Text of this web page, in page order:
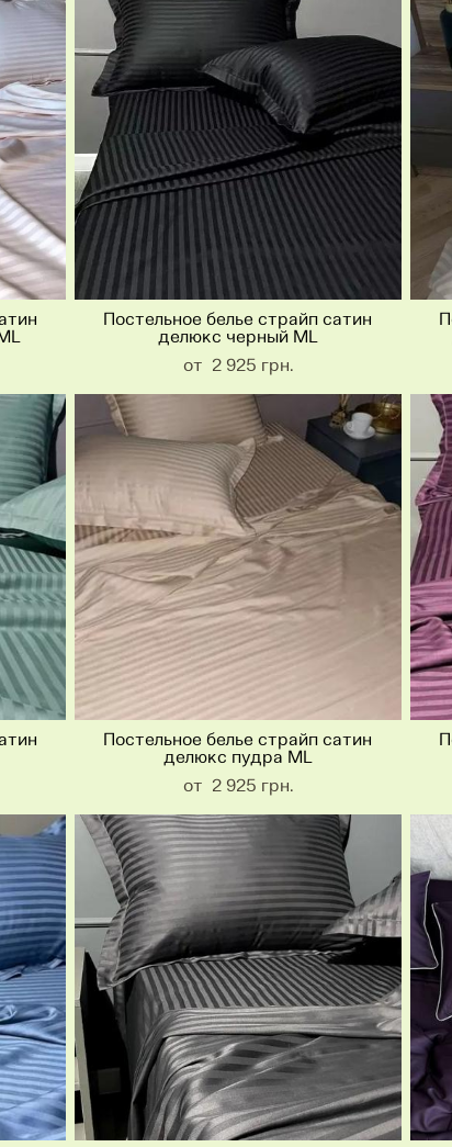
Постельное белье страйп сатин
делюкс черный ML
от 2 925 грн.
Постельное белье страйп сатин
делюкс пудра ML
от 2 925 грн.